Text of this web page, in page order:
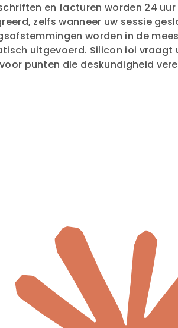
en facturen worden 24
zelfs wanneer uw sessie
worden in de
uitgevoerd. Silicon ioi vraagt
punten die deskundigheid